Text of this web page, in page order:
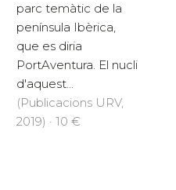
parc temàtic de la
península Ibèrica,
que es diria
PortAventura. El nucli
d'aquest...
(Publicacions URV,
2019) · 10 €